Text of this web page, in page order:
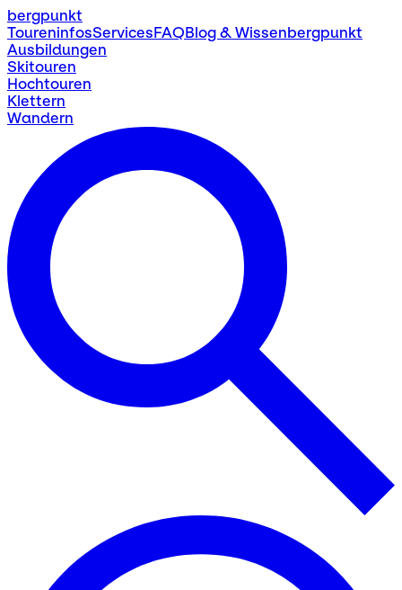
bergpunkt
ToureninfosServicesFAQBlog & Wissenbergpunkt
Ausbildungen
Skitouren
Hochtouren
Klettern
Wandern